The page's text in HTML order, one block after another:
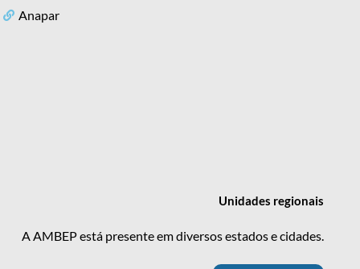
Anapar
Unidades regionais
A AMBEP está presente em diversos estados e cidades.